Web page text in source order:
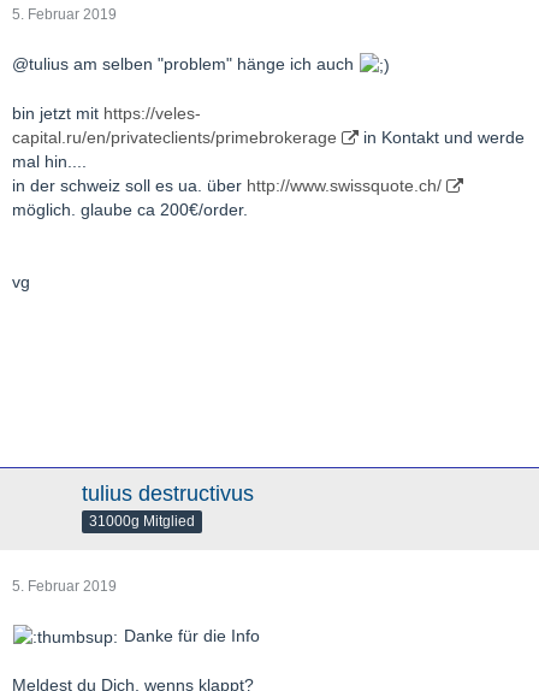
5. Februar 2019
@tulius am selben "problem" hänge ich auch
bin jetzt mit https://veles-
capital.ru/en/privateclients/primebrokerage
in Kontakt und werde
mal hin....
in der schweiz soll es ua. über http://www.swissquote.ch/
möglich. glaube ca 200€/order.
vg
tulius destructivus
31000g Mitglied
5. Februar 2019
Danke für die Info
Meldest du Dich, wenns klappt?